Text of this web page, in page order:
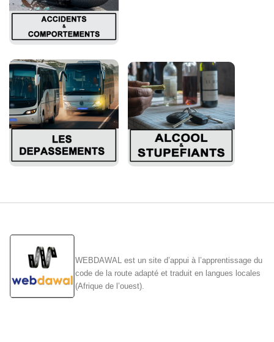
WEBDAWAL est un site d’appui à l’apprentissage du
code de la route adapté et traduit en langues locales
(Afrique de l’ouest).